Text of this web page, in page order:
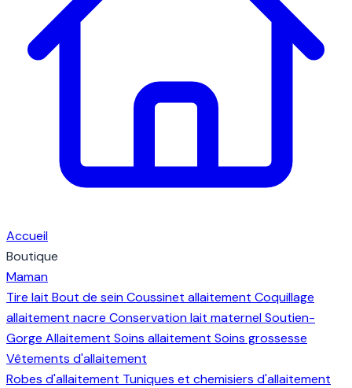
Accueil
Boutique
Maman
Tire lait Bout de seinCoussinet allaitement Coquillage
allaitement nacre Conservation lait maternelSoutien-
Gorge Allaitement Soins allaitement Soins grossesse
Vêtements d'allaitement
Robes d'allaitement Tuniques et chemisiers d'allaitement